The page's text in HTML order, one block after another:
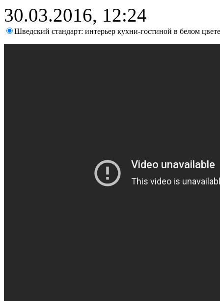
30.03.2016, 12:24
Шведский стандарт: интерьер кухни-гостиной в белом